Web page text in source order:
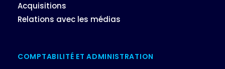
Acquisitions
Relations avec les médias
COMPTABILITÉ ET ADMINISTRATION